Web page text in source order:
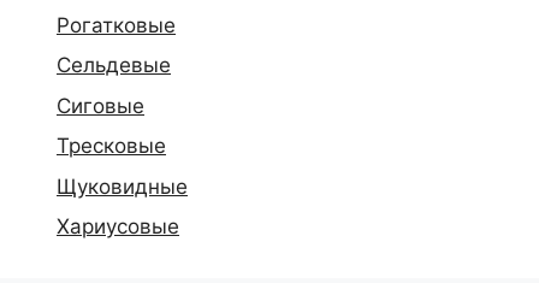
Рогатковые
Сельдевые
Сиговые
Тресковые
Щуковидные
Хариусовые